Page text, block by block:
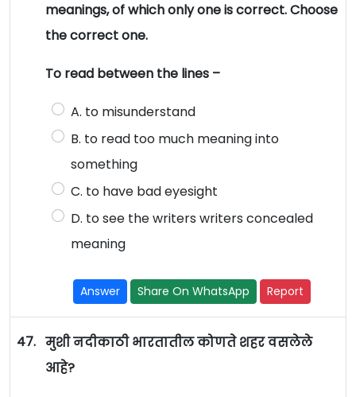
meanings, of which only one is correct. Choose
the correct one.
To read between the lines –
A. to misunderstand
B. to read too much meaning into
something
C. to have bad eyesight
D. to see the writers writers concealed
meaning
Answer Share On WhatsApp Report
47. मुशी नदीकाठी भारतातील कोणते शहर वसलेले
आहे?